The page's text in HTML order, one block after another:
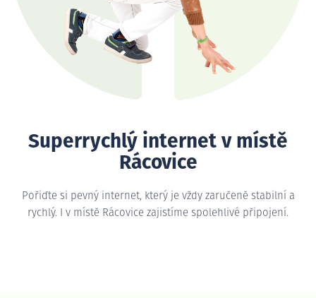
Superrychlý internet v místě
Rácovice
Pořiďte si pevný internet, který je vždy zaručeně stabilní a
rychlý. I v místě Rácovice zajistíme spolehlivé připojení.